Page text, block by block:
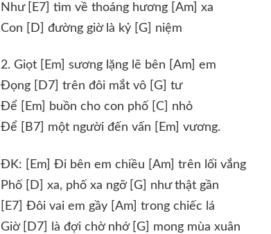
Như [E7] tìm về thoáng hương [Am] xa
Con [D] đường giờ là kỷ [G] niệm
2. Giọt [Em] sương lặng lẽ bên [Am] em
Đọng [D7] trên đôi mắt vô [G] tư
Để [Em] buồn cho con phố [C] nhỏ
Để [B7] một người đến vấn [Em] vương.
ĐK: [Em] Đi bên em chiều [Am] trên lối vắng
Phố [D] xa, phố xa ngỡ [G] như thật gần
[E7] Đôi vai em gầy [Am] trong chiếc lá
Giờ [D7] là đợi chờ nhớ [G] mong mùa xuân